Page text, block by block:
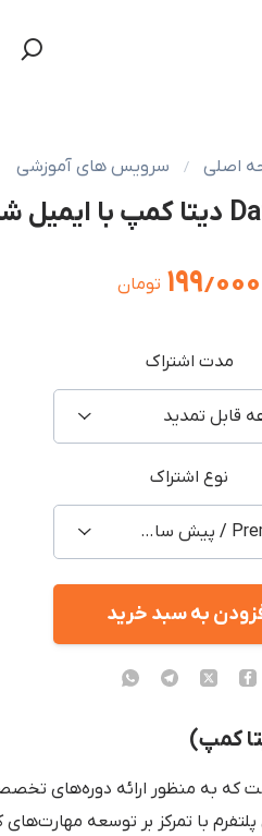
اصلی سرویس های آموزشی
۱۹۹٫۰۰۰ تومان
مدت اشتراک
قابل تمدید
نوع اشتراک
Premium / پیش ساخته اشتراکی
به سبد خرید
که به منظور ارائه دوره‌های
با تمرکز بر توسعه